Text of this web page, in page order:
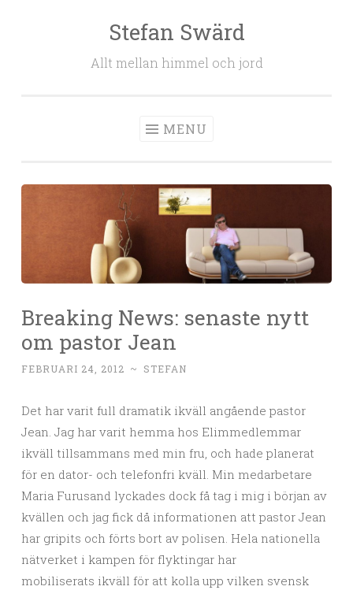
Stefan Swärd
Allt mellan himmel och jord
MENU
Breaking News: senaste nytt
om pastor Jean
FEBRUARI 24, 2012 ~ STEFAN
Det har varit full dramatik ikväll angående pastor
Jean. Jag har varit hemma hos Elimmedlemmar
ikväll tillsammans med min fru, och hade planerat
för en dator- och telefonfri kväll. Min medarbetare
Maria Furusand lyckades dock få tag i mig i början av
kvällen och jag fick då informationen att pastor Jean
har gripits och förts bort av polisen. Hela nationella
nätverket i kampen för flyktingar har
mobiliserats ikväll för att kolla upp vilken svensk